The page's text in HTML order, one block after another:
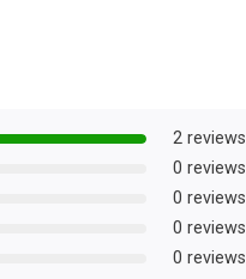
2 reviews
0 reviews
0 reviews
0 reviews
0 reviews